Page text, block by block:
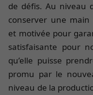
de défis. Au niveau
conserver une main
et motivée pour
satisfaisante pour
qu’elle puisse
promu par le
niveau de la